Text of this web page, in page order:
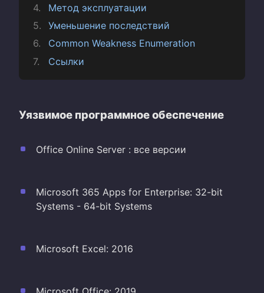
Метод эксплуатации
Уменьшение последствий
Common Weakness Enumeration
Ссылки
Уязвимое программное обеспечение
Office Online Server : все версии
Microsoft 365 Apps for Enterprise: 32-bit
Systems - 64-bit Systems
Microsoft Excel: 2016